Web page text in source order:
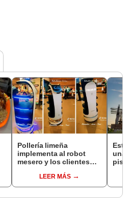
Pollería limeña
implementa al robot
mesero y los clientes
su atención
LEER MÁS
Esto
una